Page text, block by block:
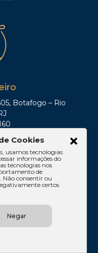
Botafogo – Rio
Cookies
usamos tecnologias
informações do
tecnologias nos
de
Não consentir ou
certos
Negar